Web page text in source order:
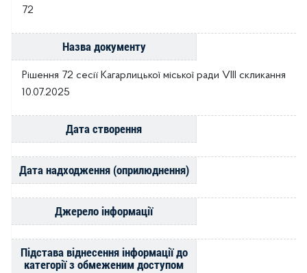
72
Назва документу
Рішення 72 сесії Кагарлицької міської ради VIII скликання
10.07.2025
Дата створення
Дата надходження (оприлюднення)
Джерело інформації
Підстава віднесення інформації до
категорії з обмеженим доступом